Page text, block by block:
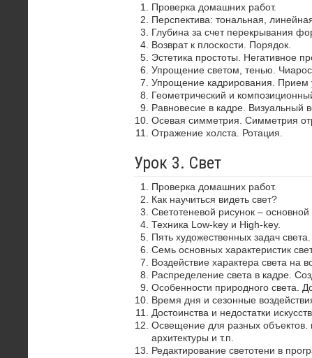
Проверка домашних работ.
Перспектива: тональная,
Глубина за счет перекрывания
Возврат к плоскости. Порядок.
Эстетика простоты. Негативное
Упрощение светом, тенью.
Упрощение кадрирования. Прием
Геометрический и
Равновесие в кадре. Визуальный
Осевая симметрия. Симметрия
Отражение холста. Ротация.
Урок 3. Свет
Проверка домашних работ.
Как научиться видеть свет?
Светотеневой рисунок –
Техника Low-key и High-key.
Пять художественных задач света.
Семь основных характеристик
Воздействие характера света на
Распределение света в кадре.
Особенности природного света.
Время дня и сезонные
Достоинства и недостатки
Освещение для разных объектов.
архитектуры и т.п.
Редактирование светотени в